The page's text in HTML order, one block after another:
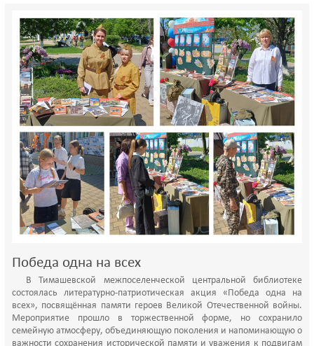
Победа одна на всех
В Тимашевской межпоселенческой центральной библиотеке
состоялась литературно-патриотическая акция «Победа одна на
всех», посвящённая памяти героев Великой Отечественной войны.
Мероприятие прошло в торжественной форме, но сохранило
семейную атмосферу, объединяющую поколения и напоминающую о
важности сохранения исторической памяти и уважения к подвигам